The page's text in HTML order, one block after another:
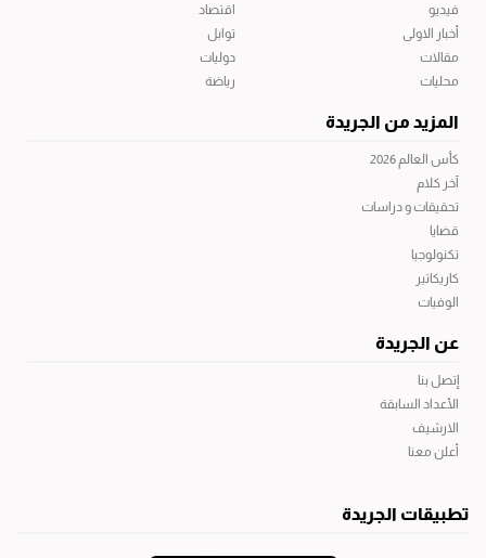
فيديو
أخبار الاولى
مقالات
محليات
اقتصاد
توابل
دوليات
رياضة
المزيد من الجريدة
كأس العالم 2026
آخر كلام
تحقيقات و دراسات
قضايا
تكنولوجيا
كاريكاتير
الوفيات
عن الجريدة
إتصل بنا
الأعداد السابقة
الارشيف
أعلن معنا
تطبيقات الجريدة